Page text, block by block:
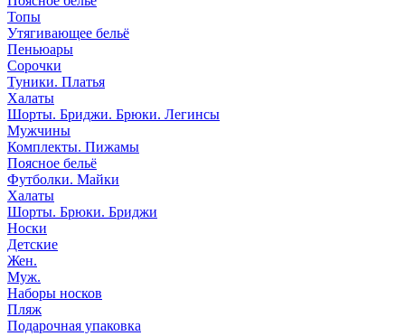
Топы
Утягивающее бельё
Пеньюары
Сорочки
Туники. Платья
Халаты
Шорты. Бриджи. Брюки. Легинсы
Мужчины
Комплекты. Пижамы
Поясное бельё
Футболки. Майки
Халаты
Шорты. Брюки. Бриджи
Носки
Детские
Жен.
Муж.
Наборы носков
Пляж
Подарочная упаковка